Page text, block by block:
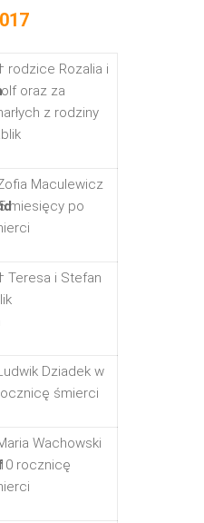
rodzice Rozalia i
oraz za
z rodziny
Maculewicz
miesięcy po
Teresa i Stefan
Dziadek w
śmierci
Wachowski
rocznicę